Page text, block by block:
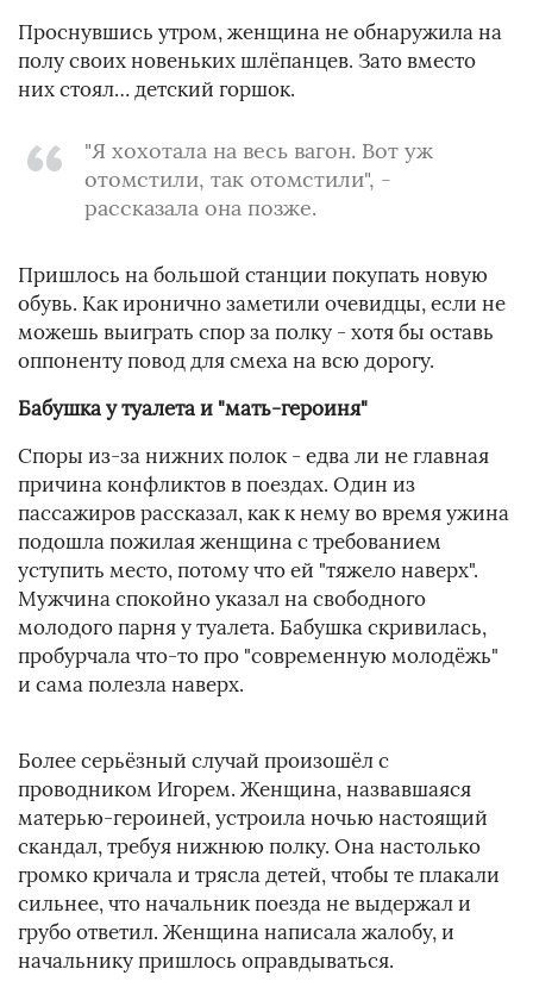
Проснувшись утром, женщина не обнаружила на
полу своих новеньких шлёпанцев. Зато вместо
них стоял… детский горшок.
"Я хохотала на весь вагон. Вот уж
отомстили, так отомстили", -
рассказала она позже.
Пришлось на большой станции покупать новую
обувь. Как иронично заметили очевидцы, если не
можешь выиграть спор за полку - хотя бы оставь
оппоненту повод для смеха на всю дорогу.
Бабушка у туалета и "мать-героиня"
Споры из-за нижних полок - едва ли не главная
причина конфликтов в поездах. Один из
пассажиров рассказал, как к нему во время ужина
подошла пожилая женщина с требованием
уступить место, потому что ей "тяжело наверх".
Мужчина спокойно указал на свободного
молодого парня у туалета. Бабушка скривилась,
пробурчала что-то про "современную молодёжь"
и сама полезла наверх.
Более серьёзный случай произошёл с
проводником Игорем. Женщина, назвавшаяся
матерью-героиней, устроила ночью настоящий
скандал, требуя нижнюю полку. Она настолько
громко кричала и трясла детей, чтобы те плакали
сильнее, что начальник поезда не выдержал и
грубо ответил. Женщина написала жалобу, и
начальнику пришлось оправдываться.